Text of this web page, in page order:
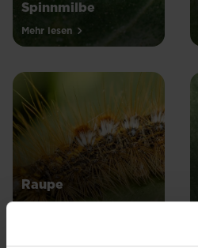
Spinnmilbe
Mehr lesen
Raupe